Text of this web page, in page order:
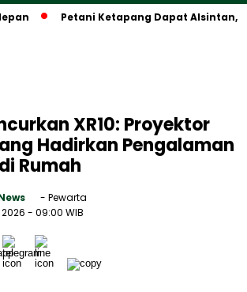
Petani Ketapang Dapat Alsintan,
XR10: Proyektor
Hadirkan Pengalaman
Rumah
- Pewarta
- 09:00 WIB